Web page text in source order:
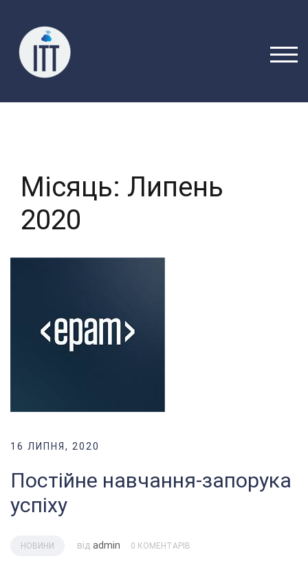
вмісту
Місяць: Липень
2020
16 ЛИПНЯ, 2020
Постійне навчання-запорука
успіху
НОВИНИ від admin 0 КОМЕНТАРІВ